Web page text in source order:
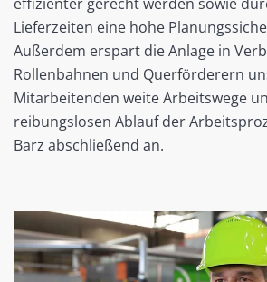
Lieferzeiten eine hohe
Außerdem erspart die Anlage in
Rollenbahnen und Querförderern
Mitarbeitenden weite Arbeitswege
reibungslosen Ablauf der
Barz abschließend an.